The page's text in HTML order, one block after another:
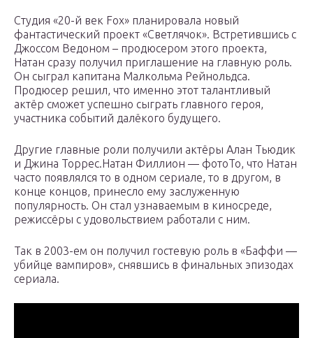
Студия «20-й век Fox» планировала новый
фантастический проект «Светлячок». Встретившись с
Джоссом Ведоном – продюсером этого проекта,
Натан сразу получил приглашение на главную роль.
Он сыграл капитана Малкольма Рейнольдса.
Продюсер решил, что именно этот талантливый
актёр сможет успешно сыграть главного героя,
участника событий далёкого будущего.
Другие главные роли получили актёры Алан Тьюдик
и Джина Торрес.Натан Филлион — фотоТо, что Натан
часто появлялся то в одном сериале, то в другом, в
конце концов, принесло ему заслуженную
популярность. Он стал узнаваемым в киносреде,
режиссёры с удовольствием работали с ним.
Так в 2003-ем он получил гостевую роль в «Баффи —
убийце вампиров», снявшись в финальных эпизодах
сериала.